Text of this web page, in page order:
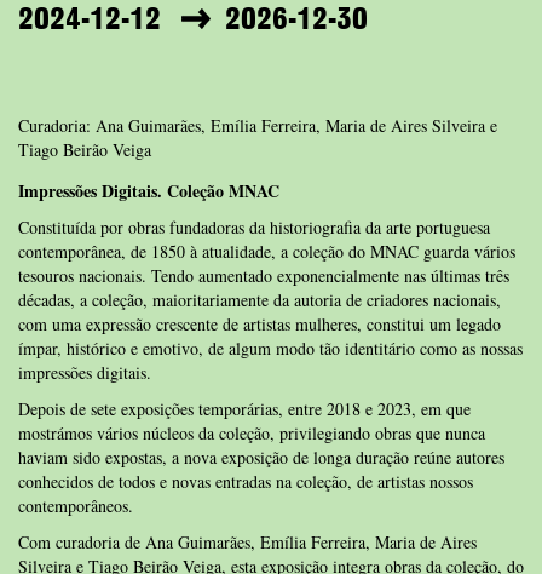
2024-12-12 2026-12-30
Curadoria: Ana Guimarães, Emília Ferreira, Maria de Aires Silveira e
Tiago Beirão Veiga
Impressões Digitais. Coleção MNAC
Constituída por obras fundadoras da historiografia da arte portuguesa
contemporânea, de 1850 à atualidade, a coleção do MNAC guarda vários
tesouros nacionais. Tendo aumentado exponencialmente nas últimas três
décadas, a coleção, maioritariamente da autoria de criadores nacionais,
com uma expressão crescente de artistas mulheres, constitui um legado
ímpar, histórico e emotivo, de algum modo tão identitário como as nossas
impressões digitais.
Depois de sete exposições temporárias, entre 2018 e 2023, em que
mostrámos vários núcleos da coleção, privilegiando obras que nunca
haviam sido expostas, a nova exposição de longa duração reúne autores
conhecidos de todos e novas entradas na coleção, de artistas nossos
contemporâneos.
Com curadoria de Ana Guimarães, Emília Ferreira, Maria de Aires
Silveira e Tiago Beirão Veiga, esta exposição integra obras da coleção, do